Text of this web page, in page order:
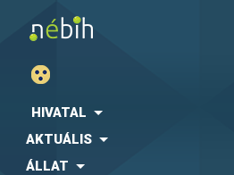
HIVATAL
AKTUÁLIS
ÁLLAT